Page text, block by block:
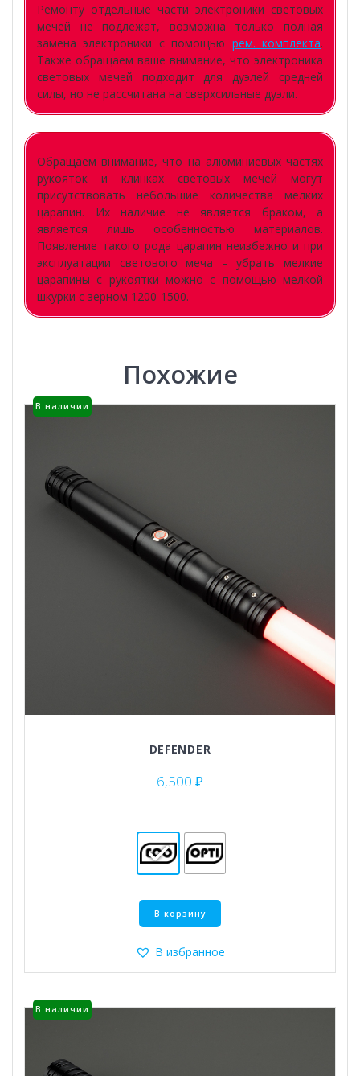
Ремонту отдельные части электроники световых
мечей не подлежат, возможна только полная
замена электроники с помощью рем. комплекта.
Также обращаем ваше внимание, что электроника
световых мечей подходит для дуэлей средней
силы, но не рассчитана на сверхсильные дуэли.
Обращаем внимание, что на алюминиевых частях
рукояток и клинках световых мечей могут
присутствовать небольшие количества мелких
царапин. Их наличие не является браком, а
является лишь особенностью материалов.
Появление такого рода царапин неизбежно и при
эксплуатации светового меча – убрать мелкие
царапины с рукоятки можно с помощью мелкой
шкурки с зерном 1200-1500.
Похожие
В наличии
DEFENDER
6,500 ₽
В корзину
Этот
несколько
В избранное
В наличии